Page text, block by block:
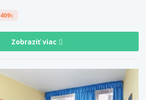
409x
Zobraziť viac